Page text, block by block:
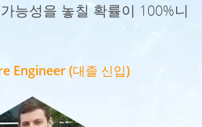
능성을 놓칠 확률이 100%니
Engineer (대졸 신입)